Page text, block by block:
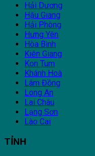
Hải Dương
Hậu Giang
Hải Phòng
Hưng Yên
Hòa Bình
Kiên Giang
Kon Tum
Khánh Hoà
Lâm Đồng
Long An
Lai Châu
Lạng Sơn
Lào Cai
TỈNH